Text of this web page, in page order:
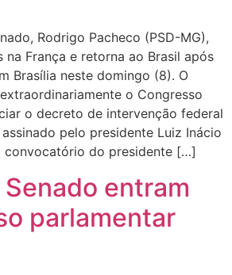
Rodrigo Pacheco (PSD-MG),
na França e retorna ao Brasil após
Brasília neste domingo (8). O
o Congresso
o decreto de intervenção federal
pelo presidente Luiz Inácio
convocatório do presidente […]
entram
parlamentar